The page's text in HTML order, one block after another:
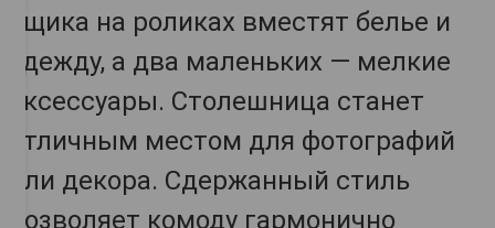
ящика на роликах вместят белье и
одежду, а два маленьких — мелкие
аксессуары. Столешница станет
отличным местом для фотографий
или декора. Сдержанный стиль
позволяет комоду гармонично